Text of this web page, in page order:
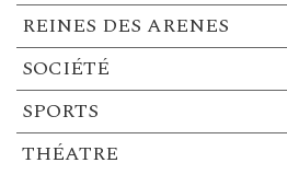
REINES DES ARENES
SOCIÉTÉ
SPORTS
THÉATRE